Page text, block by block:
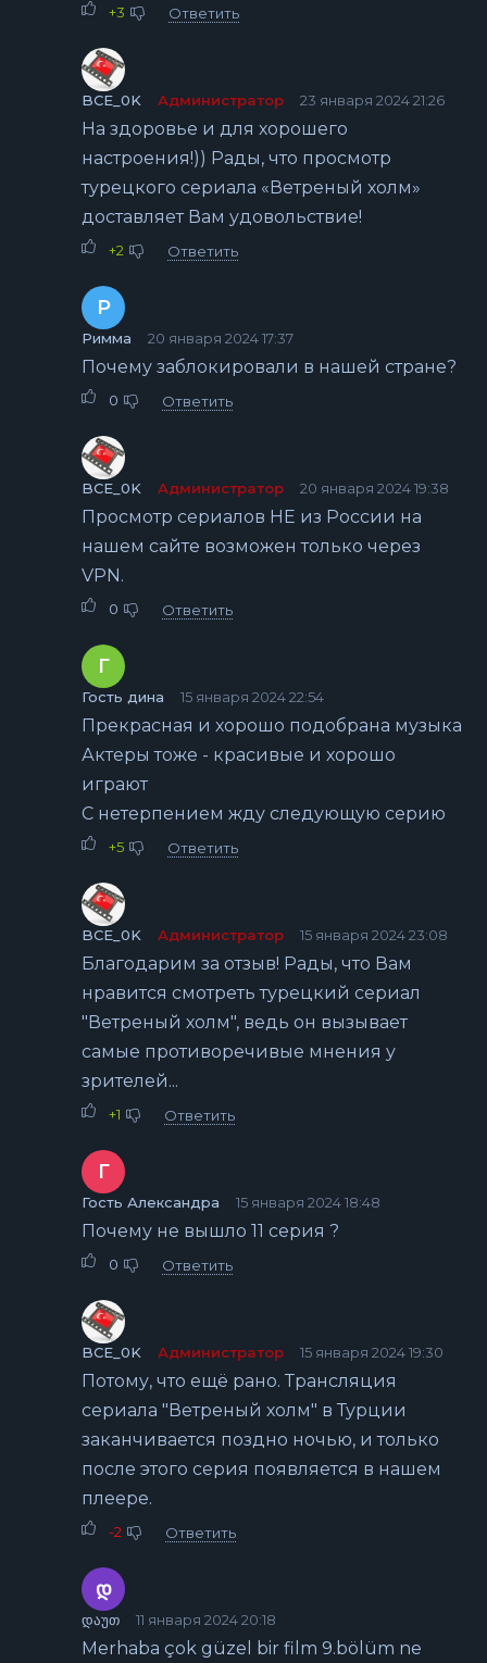
+3 Ответить
BCE_0K Администратор 23 января 2024 21:26
На здоровье и для хорошего
настроения!)) Рады, что просмотр
турецкого сериала «Ветреный холм»
доставляет Вам удовольствие!
+2 Ответить
Р
Римма 20 января 2024 17:37
Почему заблокировали в нашей стране?
0 Ответить
BCE_0K Администратор 20 января 2024 19:38
Просмотр сериалов НЕ из России на
нашем сайте возможен только через
VPN.
0 Ответить
Г
Гость дина 15 января 2024 22:54
Прекрасная и хорошо подобрана музыка
Актеры тоже - красивые и хорошо
играют
С нетерпением жду следующую серию
+5 Ответить
BCE_0K Администратор 15 января 2024 23:08
Благодарим за отзыв! Рады, что Вам
нравится смотреть турецкий сериал
"Ветреный холм", ведь он вызывает
самые противоречивые мнения у
зрителей...
+1 Ответить
Г
Гость Александра 15 января 2024 18:48
Почему не вышло 11 серия ?
0 Ответить
BCE_0K Администратор 15 января 2024 19:30
Потому, что ещё рано. Трансляция
сериала "Ветреный холм" в Турции
заканчивается поздно ночью, и только
после этого серия появляется в нашем
плеере.
-2 Ответить
Დ
დაუთ 11 января 2024 20:18
Merhaba çok güzel bir film 9.bölüm ne